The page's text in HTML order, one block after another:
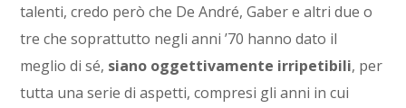
talenti, credo però che De André, Gaber e altri due o
tre che soprattutto negli anni ’70 hanno dato il
meglio di sé, siano oggettivamente irripetibili, per
tutta una serie di aspetti, compresi gli anni in cui